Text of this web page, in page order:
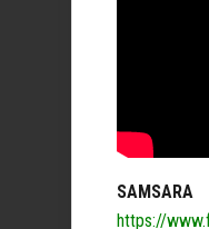
SAMSARA
https://